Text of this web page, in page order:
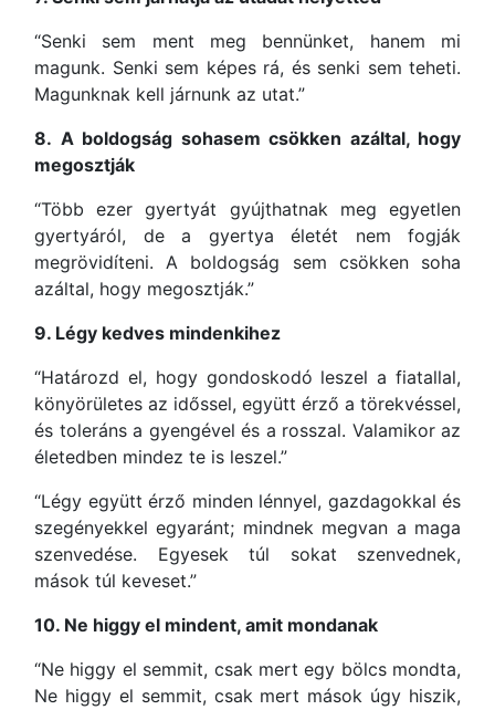
“Senki sem ment meg bennünket, hanem mi
magunk. Senki sem képes rá, és senki sem teheti.
Magunknak kell járnunk az utat.”
8. A boldogság sohasem csökken azáltal, hogy
megosztják
“Több ezer gyertyát gyújthatnak meg egyetlen
gyertyáról, de a gyertya életét nem fogják
megrövidíteni. A boldogság sem csökken soha
azáltal, hogy megosztják.”
9. Légy kedves mindenkihez
“Határozd el, hogy gondoskodó leszel a fiatallal,
könyörületes az időssel, együtt érző a törekvéssel,
és toleráns a gyengével és a rosszal. Valamikor az
életedben mindez te is leszel.”
“Légy együtt érző minden lénnyel, gazdagokkal és
szegényekkel egyaránt; mindnek megvan a maga
szenvedése. Egyesek túl sokat szenvednek,
mások túl keveset.”
10. Ne higgy el mindent, amit mondanak
“Ne higgy el semmit, csak mert egy bölcs mondta,
Ne higgy el semmit, csak mert mások úgy hiszik,